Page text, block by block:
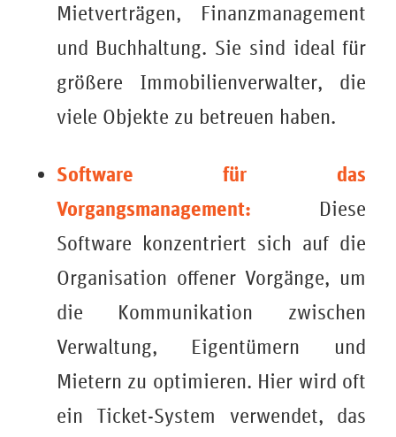
Mietverträgen, Finanzmanagement
und Buchhaltung. Sie sind ideal für
größere Immobilienverwalter, die
viele Objekte zu betreuen haben.
Software für das
Vorgangsmanagement: Diese
Software konzentriert sich auf die
Organisation offener Vorgänge, um
die Kommunikation zwischen
Verwaltung, Eigentümern und
Mietern zu optimieren. Hier wird oft
ein Ticket-System verwendet, das